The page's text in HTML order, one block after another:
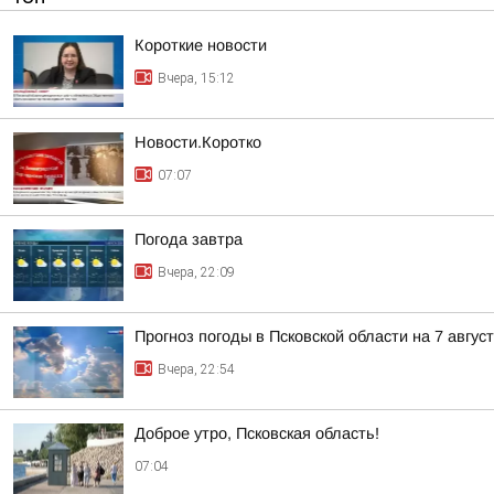
Короткие новости
Вчера, 15:12
Новости.Коротко
07:07
Погода завтра
Вчера, 22:09
Прогноз погоды в Псковской области на 7
Вчера, 22:54
Доброе утро, Псковская область!
07:04